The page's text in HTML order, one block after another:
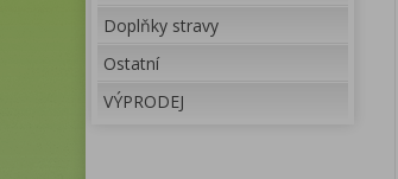
Doplňky stravy
Ostatní
VÝPRODEJ